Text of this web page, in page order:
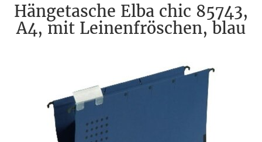
Hängetasche Elba chic 85743,
A4, mit Leinenfröschen, blau